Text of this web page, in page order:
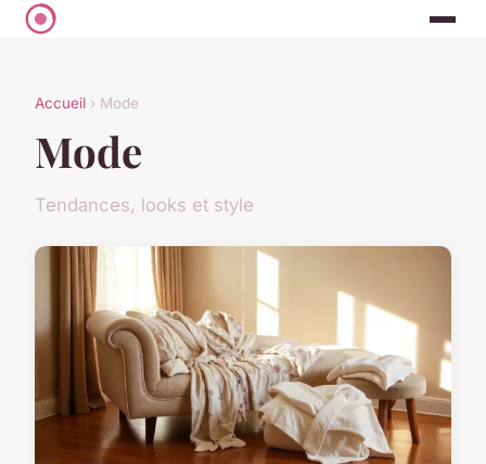
Accueil › Mode
Mode
Tendances, looks et style